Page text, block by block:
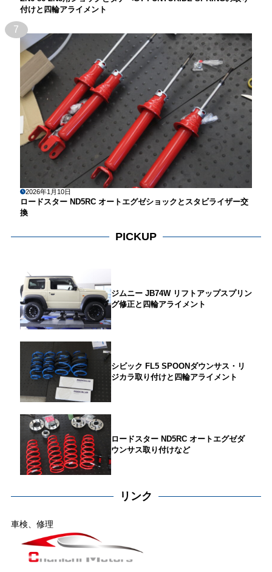
付けと四輪アライメント
7
2026年1月10日
ロードスター ND5RC オートエグゼショックとスタビライザー交
換
PICKUP
ジムニー JB74W リフトアップスプリン
グ修正と四輪アライメント
シビック FL5 SPOONダウンサス・リ
ジカラ取り付けと四輪アライメント
ロードスター ND5RC オートエグゼダ
ウンサス取り付けなど
リンク
車検、修理